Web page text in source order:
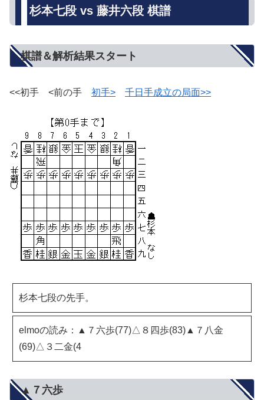
杉本七段 vs 藤井六段 棋譜
棋譜＆解析結果スタート
<<初手 <前の手 初手> 千日手成立の局面>>
杉本七段の先手。
elmoの読み：▲７六歩(77)△８四歩(83)▲７八金
(69)△３二金(4
▲７六歩